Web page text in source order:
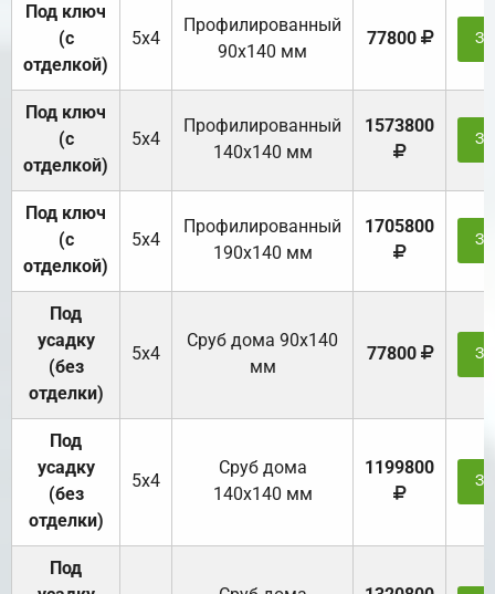
Под ключ
(с
отделкой)
5х4
Профилированный
90х140 мм
77800
Под ключ
(с
отделкой)
5х4
Профилированный
140х140 мм
1573800
Под ключ
(с
отделкой)
5х4
Профилированный
190х140 мм
1705800
Под
усадку
(без
отделки)
5х4
Cруб дома 90x140
мм
77800
Под
усадку
(без
отделки)
5х4
Cруб дома
140х140 мм
1199800
Под